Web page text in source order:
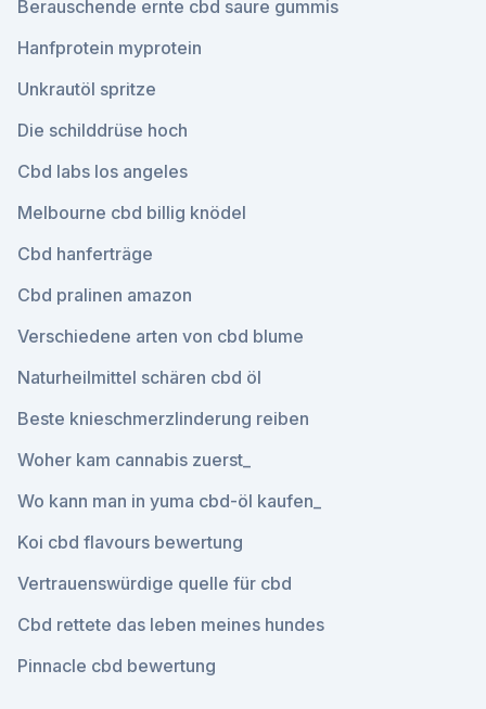
Berauschende ernte cbd saure gummis
Hanfprotein myprotein
Unkrautöl spritze
Die schilddrüse hoch
Cbd labs los angeles
Melbourne cbd billig knödel
Cbd hanferträge
Cbd pralinen amazon
Verschiedene arten von cbd blume
Naturheilmittel schären cbd öl
Beste knieschmerzlinderung reiben
Woher kam cannabis zuerst_
Wo kann man in yuma cbd-öl kaufen_
Koi cbd flavours bewertung
Vertrauenswürdige quelle für cbd
Cbd rettete das leben meines hundes
Pinnacle cbd bewertung